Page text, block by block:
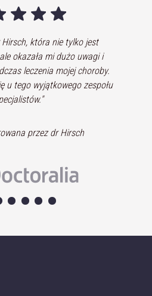
i umiejąca słuchać.
na Twoje pytania podczas
lub mailowo."
przez dr Hirsch